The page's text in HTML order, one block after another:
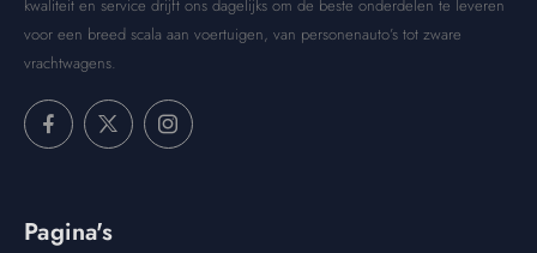
kwaliteit en service drijft ons dagelijks om de beste onderdelen te leveren
voor een breed scala aan voertuigen, van personenauto’s tot zware
vrachtwagens.
Pagina's